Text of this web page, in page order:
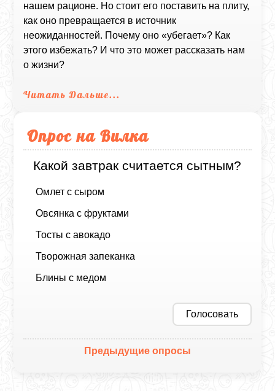
нашем рационе. Но стоит его поставить на плиту,
как оно превращается в источник
неожиданностей. Почему оно «убегает»? Как
этого избежать? И что это может рассказать нам
о жизни?
Читать Дальше...
Опрос на Вилка
Какой завтрак считается сытным?
Омлет с сыром
Овсянка с фруктами
Тосты с авокадо
Творожная запеканка
Блины с медом
Голосовать
Предыдущие опросы